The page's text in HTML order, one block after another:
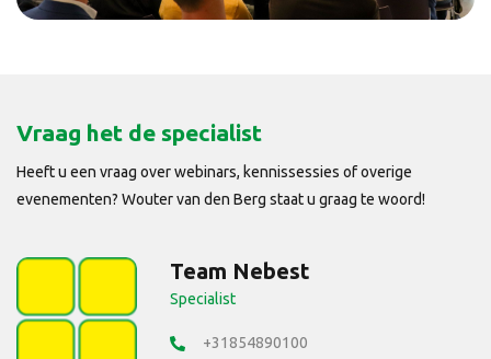
Vraag het de specialist
Heeft u een vraag over webinars, kennissessies of overige
evenementen? Wouter van den Berg staat u graag te woord!
Team Nebest
Specialist
+31854890100